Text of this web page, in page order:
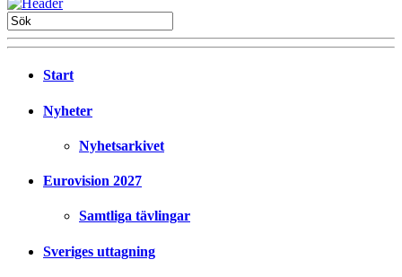
Start
Nyheter
Nyhetsarkivet
Eurovision 2027
Samtliga tävlingar
Sveriges uttagning